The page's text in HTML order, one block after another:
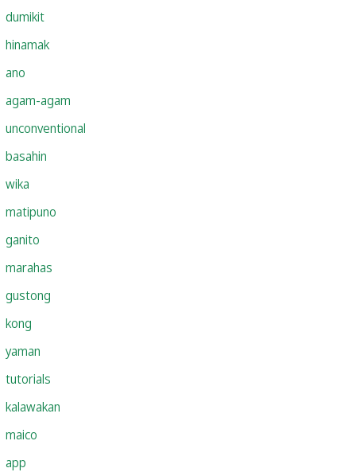
dumikit
hinamak
ano
agam-agam
unconventional
basahin
wika
matipuno
ganito
marahas
gustong
kong
yaman
tutorials
kalawakan
maico
app